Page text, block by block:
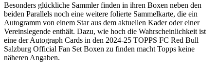
Besonders glückliche Sammler finden in ihren Boxen neben den
beiden Parallels noch eine weitere folierte Sammelkarte, die ein
Autogramm von einem Star aus dem aktuellen Kader oder einer
Vereinslegende enthält. Dazu, wie hoch die Wahrscheinlichkeit ist
eine der Autograph Cards in den 2024-25 TOPPS FC Red Bull
Salzburg Official Fan Set Boxen zu finden macht Topps keine
näheren Angaben.